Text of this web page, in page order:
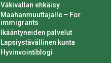
Väkivallan ehkäisy
Maahanmuuttajalle – For
immigrants
Ikääntyneiden palvelut
Lapsiystävällinen kunta
Hyvinvointiblogi